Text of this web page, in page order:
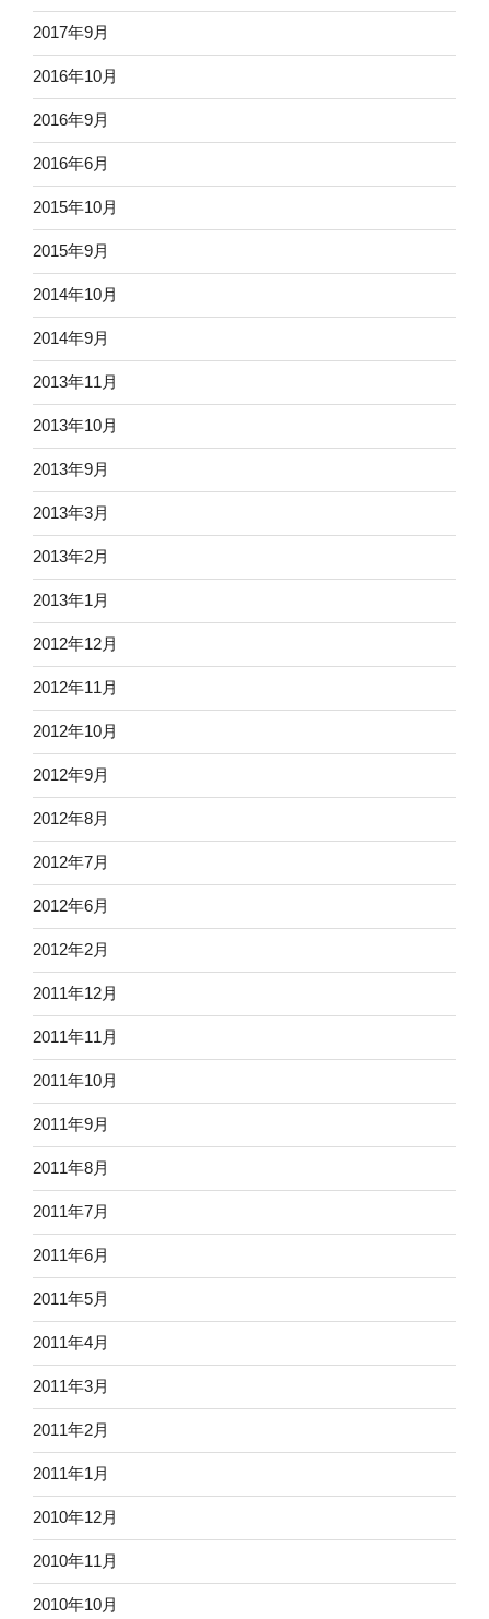
2017年9月
2016年10月
2016年9月
2016年6月
2015年10月
2015年9月
2014年10月
2014年9月
2013年11月
2013年10月
2013年9月
2013年3月
2013年2月
2013年1月
2012年12月
2012年11月
2012年10月
2012年9月
2012年8月
2012年7月
2012年6月
2012年2月
2011年12月
2011年11月
2011年10月
2011年9月
2011年8月
2011年7月
2011年6月
2011年5月
2011年4月
2011年3月
2011年2月
2011年1月
2010年12月
2010年11月
2010年10月